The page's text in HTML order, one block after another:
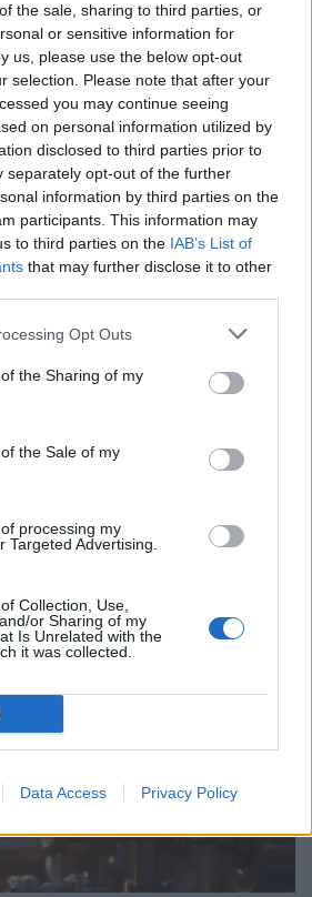
the sale, sharing to third parties, or
or sensitive information for
us, please use the below opt-out
selection. Please note that after your
you may continue seeing
on personal information utilized by
disclosed to third parties prior to
separately opt-out of the further
information by third parties on the
participants. This information may
to third parties on the IAB’s List of
that may further disclose it to other
Opt Outs
the Sharing of my
the Sale of my
processing my
Targeted Advertising.
Collection, Use,
or Sharing of my
Is Unrelated with the
it was collected.
Data Access Privacy Policy
στην ηλεκτροπαραγωγή –
γαλλίου αποτελεί
μεταλλουργία
κρίσιμων πρώτων υλών